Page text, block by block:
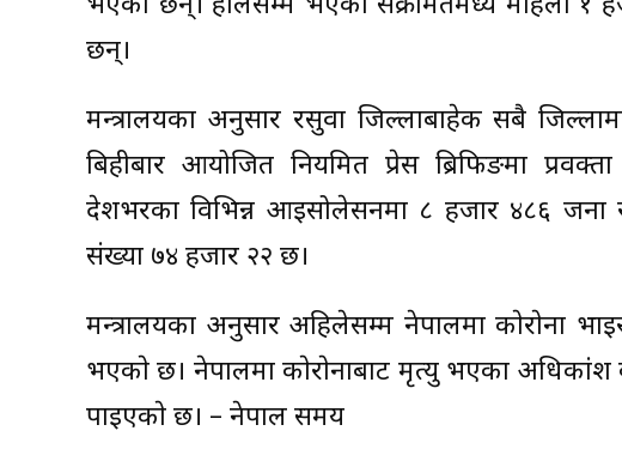
छन्।
मन्त्रालयका अनुसार रसुवा जिल्लाबाहेक सबै
बिहीबार आयोजित नियमित प्रेस ब्रिफिङमा
देशभरका विभिन्न आइसोलेसनमा ८ हजार ४८६ जना
संख्या ७४ हजार २२ छ।
मन्त्रालयका अनुसार अहिलेसम्म नेपालमा काेराेना
भएकाे छ। नेपालमा काेराेनाबाट मृत्यु भएका अधिका‌ंश
पाइएकाे छ। – नेपाल समय